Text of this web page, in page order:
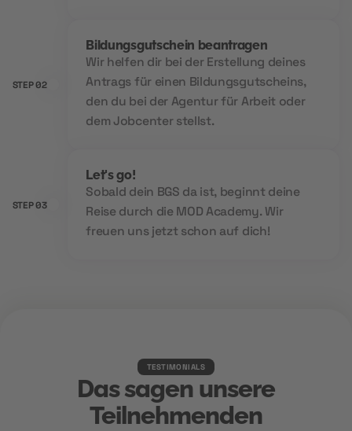
STEP 02
Bildungsgutschein beantragen
Wir helfen dir bei der Erstellung deines
Antrags für einen Bildungsgutscheins,
den du bei der Agentur für Arbeit oder
dem Jobcenter stellst.
STEP 03
Let's go!
Sobald dein BGS da ist, beginnt deine
Reise durch die MOD Academy. Wir
freuen uns jetzt schon auf dich!
TESTIMONIALS
Das sagen unsere
Teilnehmenden